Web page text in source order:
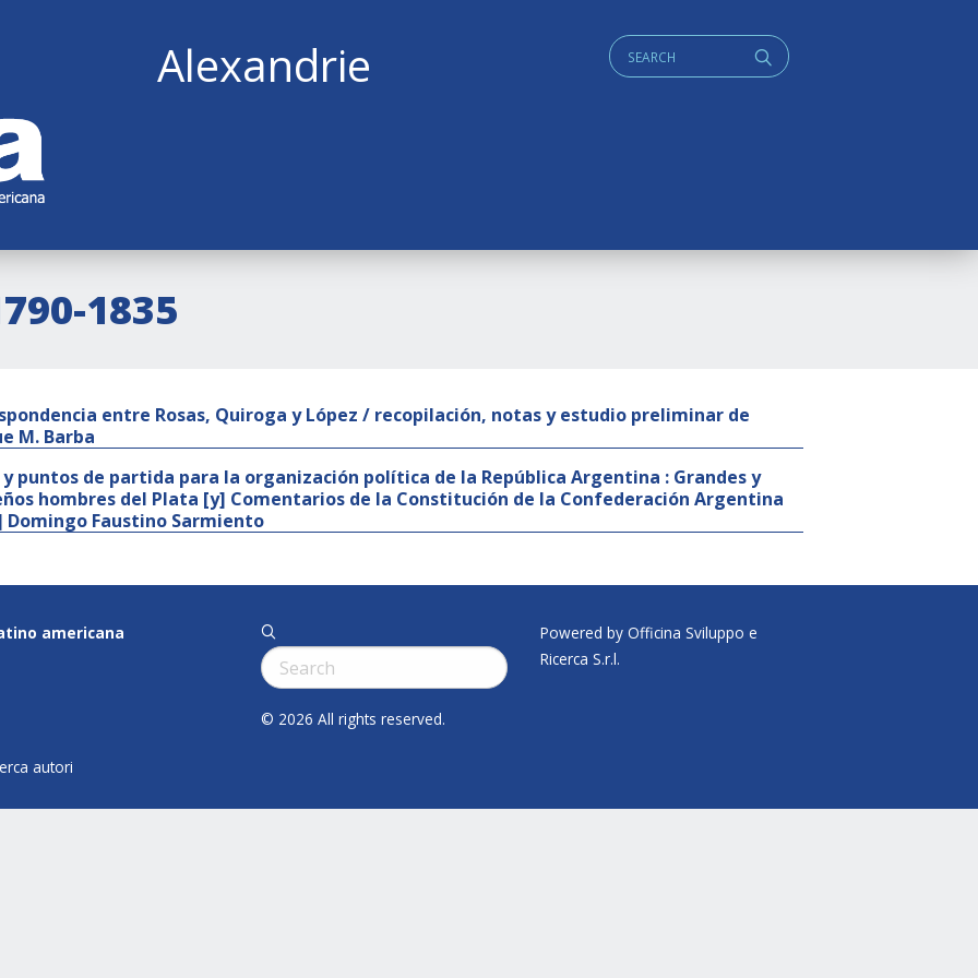
Alexandrie q
Cerca:
1835
entre Rosas, Quiroga y López / recopilación, notas y estudio preliminar de
M. Barba
y puntos de partida para la organización política de la República Argentina : Grandes y
hombres del Plata [y] Comentarios de la Constitución de la Confederación Argentina
Domingo Faustino Sarmiento
americana
autori
q
Cerca:
© 2026 All rights reserved.
Powered by Officina Sviluppo e
Ricerca S.r.l.